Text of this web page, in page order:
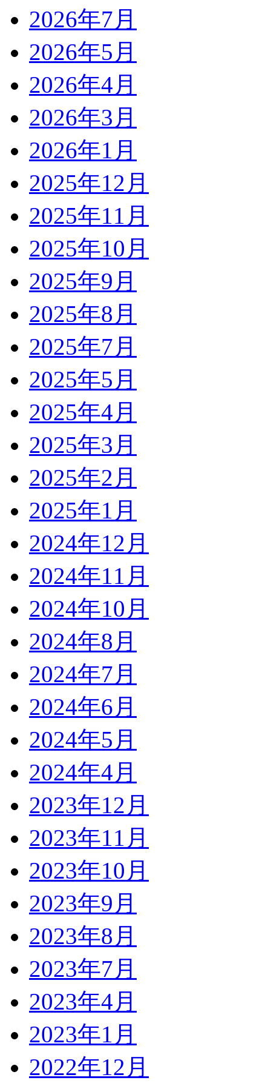
2026年7月
2026年5月
2026年4月
2026年3月
2026年1月
2025年12月
2025年11月
2025年10月
2025年9月
2025年8月
2025年7月
2025年5月
2025年4月
2025年3月
2025年2月
2025年1月
2024年12月
2024年11月
2024年10月
2024年8月
2024年7月
2024年6月
2024年5月
2024年4月
2023年12月
2023年11月
2023年10月
2023年9月
2023年8月
2023年7月
2023年4月
2023年1月
2022年12月